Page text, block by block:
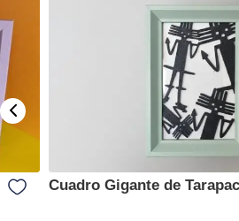
Cuadro Gigante de